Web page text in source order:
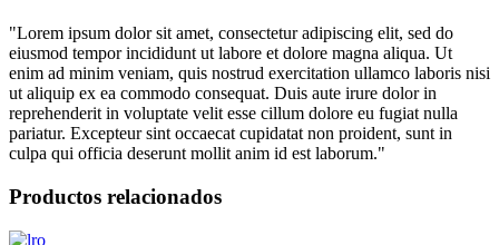
"Lorem ipsum dolor sit amet, consectetur adipiscing elit, sed do
eiusmod tempor incididunt ut labore et dolore magna aliqua. Ut
enim ad minim veniam, quis nostrud exercitation ullamco laboris nisi
ut aliquip ex ea commodo consequat. Duis aute irure dolor in
reprehenderit in voluptate velit esse cillum dolore eu fugiat nulla
pariatur. Excepteur sint occaecat cupidatat non proident, sunt in
culpa qui officia deserunt mollit anim id est laborum."
Productos relacionados